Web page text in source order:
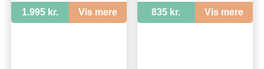
1.995 kr. Vis mere 835 kr. Vis mere